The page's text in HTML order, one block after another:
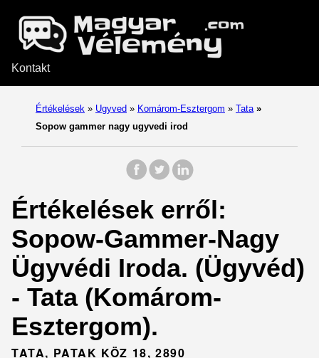
Kontakt
Értékelések » Ugyved » Komárom-Esztergom » Tata »
Sopow gammer nagy ugyvedi irod
Értékelések erről:
Sopow-Gammer-Nagy
Ügyvédi Iroda. (Ügyvéd)
- Tata (Komárom-
Esztergom).
TATA, PATAK KÖZ 18, 2890